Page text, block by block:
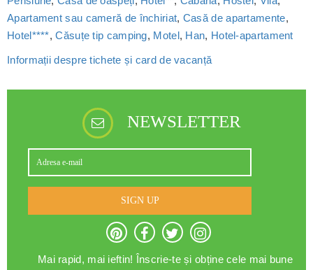
Apartament sau cameră de închiriat, Casă de apartamente,
Hotel****,Căsuțe tip camping, Motel, Han, Hotel-apartament
Informații despre tichete și card de vacanță
NEWSLETTER
SIGN UP
Mai rapid, mai ieftin! Înscrie-te și obține cele mai bune